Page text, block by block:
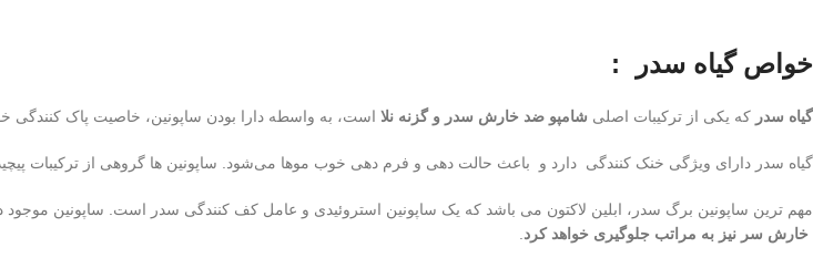
خواص گیاه سدر :
گیاه سدر که یکی از ترکیبات اصلی شامپو ضد خارش سدر و گزنه نلا است، به واسطه دارا بودن ساپونین، خاصیت پاک کنندگی
گیاه سدر دارای ویژگی خنک کنندگی دارد و باعث حالت دهی و فرم دهی خوب موها می‌شود. ساپونین ها گروهی از ترکیبات
مهم ترین ساپونین برگ سدر، ابلین لاکتون می باشد که یک ساپونین استروئیدی و عامل کف کنندگی سدر است. ساپونین موجود
خارش سر نیز به مراتب جلوگیری خواهد کرد.